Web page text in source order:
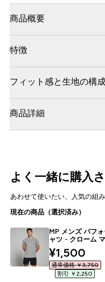
商品概要
特徴
フィット感と生地の構
商品詳細
よく一緒に購入
あわせて使いたい、人気の組
現在の商品（選択済み）
MP メンズ パフ
ャツ - クローム
¥1,500‎
通常価格 ￥3,750‎
割引 ￥2,250‎